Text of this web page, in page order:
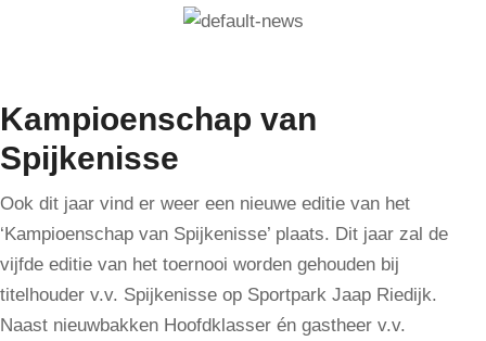
Kampioenschap van
Spijkenisse
Ook dit jaar vind er weer een nieuwe editie van het
‘Kampioenschap van Spijkenisse’ plaats. Dit jaar zal de
vijfde editie van het toernooi worden gehouden bij
titelhouder v.v. Spijkenisse op Sportpark Jaap Riedijk.
Naast nieuwbakken Hoofdklasser én gastheer v.v.